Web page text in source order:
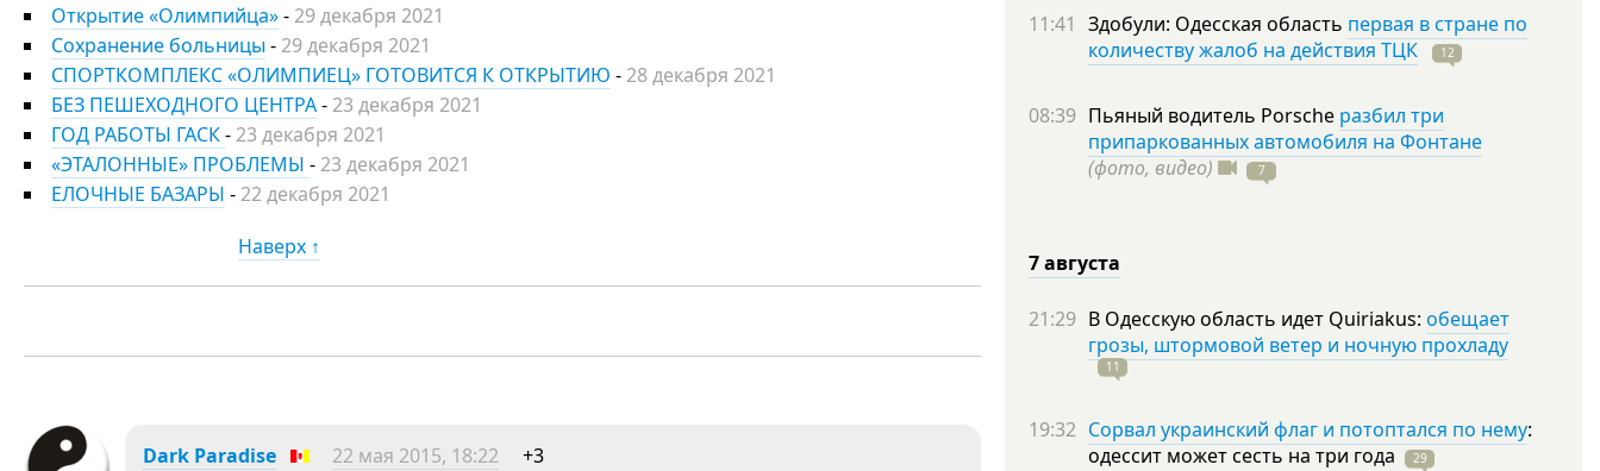
Открытие «Олимпийца»- 29 декабря 2021
Сохранение больницы- 29 декабря 2021
СПОРТКОМПЛЕКС «ОЛИМПИЕЦ» ГОТОВИТСЯ К ОТКРЫТИЮ - 28 декабря 2021
БЕЗ ПЕШЕХОДНОГО ЦЕНТРА- 23 декабря 2021
ГОД РАБОТЫ ГАСК- 23 декабря 2021
«ЭТАЛОННЫЕ» ПРОБЛЕМЫ - 23 декабря 2021
ЕЛОЧНЫЕ БАЗАРЫ - 22 декабря 2021
Наверх ↑
Dark Paradise 22 мая 2015, 18:22
+3
11:41 Здобули: Одесская область первая в стране по
количеству жалоб на действия ТЦК
12
08:39 Пьяный водитель Porsche разбил три
припаркованных автомобиля на Фонтане
(фото, видео)
7
7 августа
21:29 В Одесскую область идет Quiriakus: обещает
грозы, штормовой ветер и ночную прохладу
11
19:32 Сорвал украинский флаг и потоптался по нему:
одессит может сесть на три года 29